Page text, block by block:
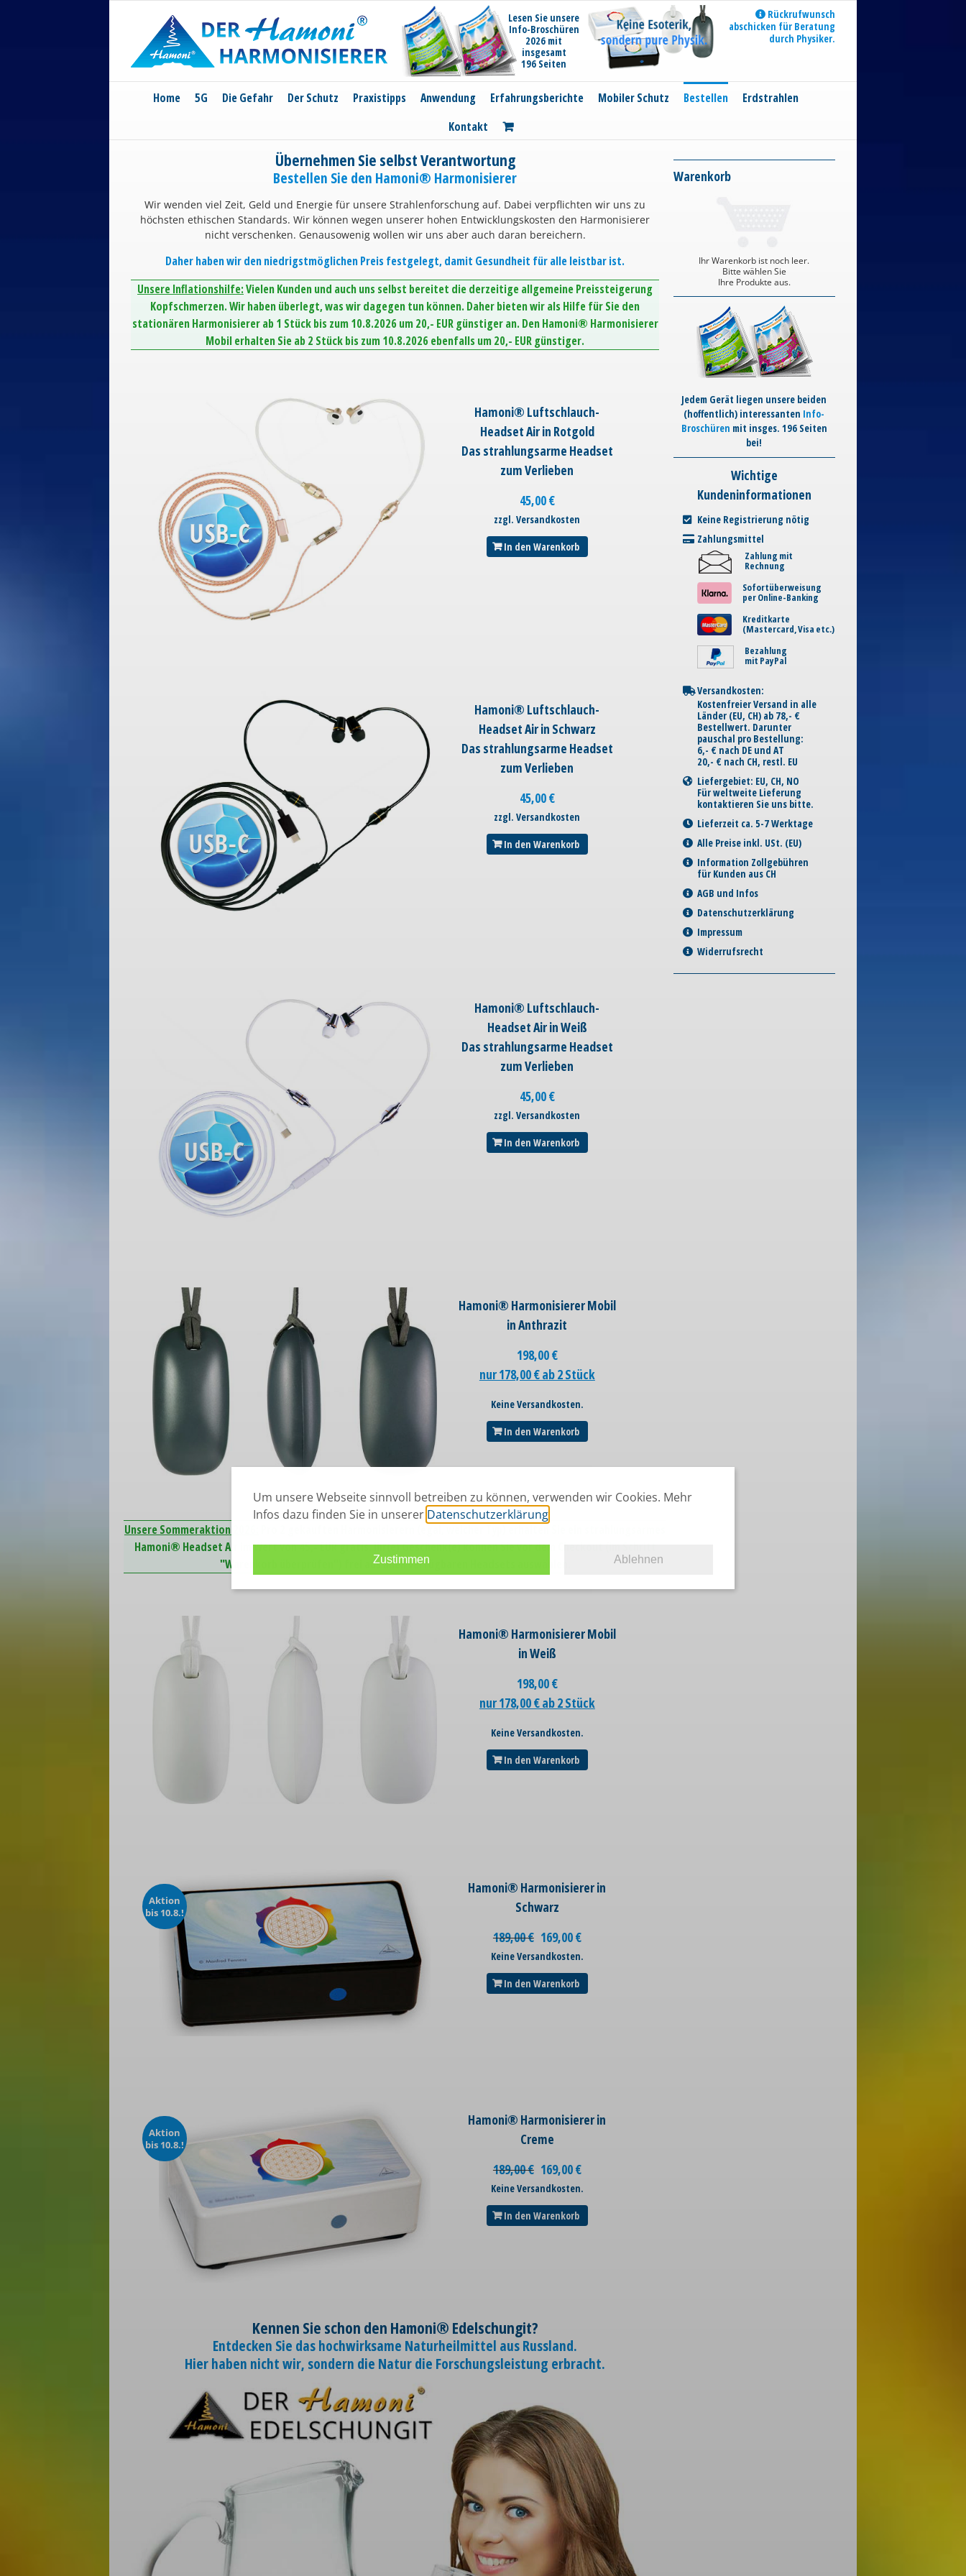
Lesen Sie unsere
Info-Broschüren
2026 mit
insgesamt
196 Seiten
Rückrufwunsch
abschicken für Beratung
durch Physiker.
Home 5G Die Gefahr Der Schutz Praxistipps Anwendung Erfahrungsberichte Mobiler Schutz Bestellen
Erdstrahlen
Kontakt
Übernehmen Sie selbst Verantwortung
Bestellen Sie den Hamoni® Harmonisierer
Wir wenden viel Zeit, Geld und Energie für unsere Strahlenforschung auf. Dabei verpflichten wir uns zu
höchsten ethischen Standards. Wir können wegen unserer hohen Entwicklungskosten den Harmonisierer
nicht verschenken. Genausowenig wollen wir uns aber auch daran bereichern.
Daher haben wir den niedrigstmöglichen Preis festgelegt, damit Gesundheit für alle leistbar ist.
Unsere Inflationshilfe:Vielen Kunden und auch uns selbst bereitet die derzeitige allgemeine Preissteigerung
Kopfschmerzen. Wir haben überlegt, was wir dagegen tun können. Daher bieten wir als Hilfe für Sie den
stationären Harmonisierer ab 1 Stück bis zum 10.8.2026 um 20,- EUR günstiger an. Den Hamoni® Harmonisierer
Mobil erhalten Sie ab 2 Stück bis zum 10.8.2026 ebenfalls um 20,- EUR günstiger.
Hamoni® Luftschlauch-
Headset Air in Rotgold
Das strahlungsarme Headset
zum Verlieben
45,00€
zzgl. Versandkosten
In den Warenkorb
Hamoni® Luftschlauch-
Headset Air in Schwarz
Das strahlungsarme Headset
zum Verlieben
45,00€
zzgl. Versandkosten
In den Warenkorb
Hamoni® Luftschlauch-
Headset Air in Weiß
Das strahlungsarme Headset
zum Verlieben
45,00€
zzgl. Versandkosten
In den Warenkorb
Hamoni® Harmonisierer Mobil
in Anthrazit
198,00€
nur 178,00 € ab 2 Stück
Keine Versandkosten.
In den Warenkorb
Unsere Sommeraktion 2026:
Hamoni® Headset Air im Wert von 45,- EUR gratis. Ihr(e) Geschenk(e) können Sie vor dem Checkout (im Schritt
"Warenkorb überprüfen") frei aus allen verfügbaren Headsets auswählen.
Hamoni® Harmonisierer Mobil
in Weiß
198,00€
nur 178,00 € ab 2 Stück
Keine Versandkosten.
In den Warenkorb
Aktion
bis 10.8.!
Hamoni® Harmonisierer in
Schwarz
189,00€ 169,00€
Keine Versandkosten.
In den Warenkorb
Aktion
bis 10.8.!
Hamoni® Harmonisierer in
Creme
189,00€ 169,00€
Keine Versandkosten.
In den Warenkorb
Kennen Sie schon den Hamoni® Edelschungit?
Entdecken Sie das hochwirksame Naturheilmittel aus Russland.
Hier haben nicht wir, sondern die Natur die Forschungsleistung erbracht.
Warenkorb
Ihr Warenkorb ist noch leer.
Bitte wählen Sie
Ihre Produkte aus.
Jedem Gerät liegen unsere beiden
(hoffentlich) interessanten Info-
Broschüren mit insges. 196 Seiten
bei!
Wichtige
Kundeninformationen
Keine Registrierung nötig
Zahlungsmittel
Zahlung mit
Rechnung
Sofortüberweisung
per Online-Banking
Kreditkarte
(Mastercard, Visa etc.)
Bezahlung
mit PayPal
Versandkosten:
Kostenfreier Versand in alle
Länder (EU, CH) ab 78,- €
Bestellwert. Darunter
pauschal pro Bestellung:
6,- € nach DE und AT
20,- € nach CH, restl. EU
Liefergebiet: EU, CH, NO
Für weltweite Lieferung
kontaktieren Sie uns bitte.
Lieferzeit ca. 5-7 Werktage
Alle Preise inkl. USt. (EU)
Information Zollgebühren
für Kunden aus CH
AGB und Infos
Datenschutzerklärung
Impressum
Widerrufsrecht
Um unsere Webseite sinnvoll betreiben zu können, verwenden wir Cookies. Mehr
Infos dazu finden Sie in unserer Datenschutzerklärung
Zustimmen Ablehnen